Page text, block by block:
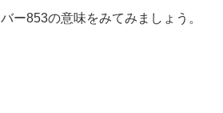
ー853の意味をみてみましょう。